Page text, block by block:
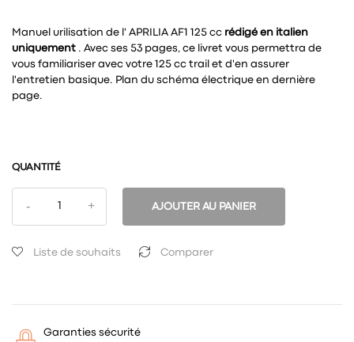
Manuel urilisation de l' APRILIA AF1 125 cc rédigé en italien
uniquement . Avec ses 53 pages, ce livret vous permettra de
vous familiariser avec votre 125 cc trail et d'en assurer
l'entretien basique. Plan du schéma électrique en dernière
page.
QUANTITÉ
AJOUTER AU PANIER
Liste de souhaits Comparer
Garanties sécurité